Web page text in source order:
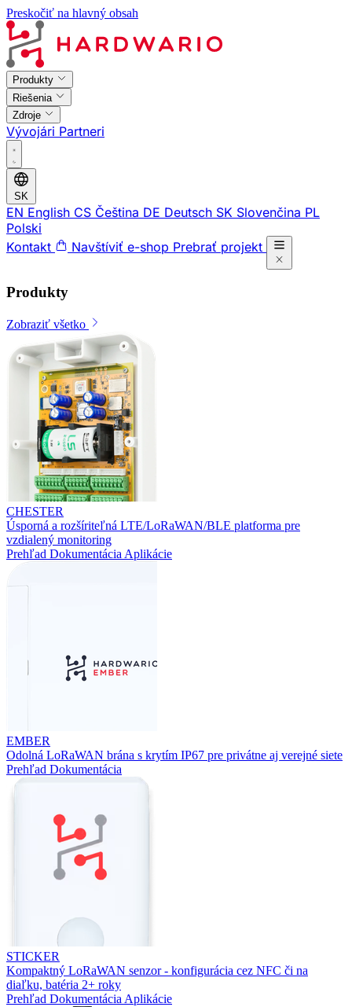
Preskočiť na hlavný obsah
Produkty
Riešenia
Zdroje
Vývojári Partneri
SK
EN English CS Čeština DE Deutsch SK Slovenčina PL
Polski
Kontakt
Navštíviť e-shop Prebrať projekt
Produkty
Zobraziť všetko
CHESTER
Úsporná a rozšíriteľná LTE/LoRaWAN/BLE platforma pre
vzdialený monitoring
Prehľad Dokumentácia Aplikácie
EMBER
Odolná LoRaWAN brána s krytím IP67 pre privátne aj verejné siete
Prehľad Dokumentácia
STICKER
Kompaktný LoRaWAN senzor - konfigurácia cez NFC či na
diaľku, batéria 2+ roky
Prehľad Dokumentácia Aplikácie